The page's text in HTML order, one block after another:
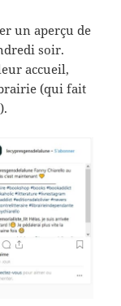
un aperçu de
soir.
accueil,
(qui fait